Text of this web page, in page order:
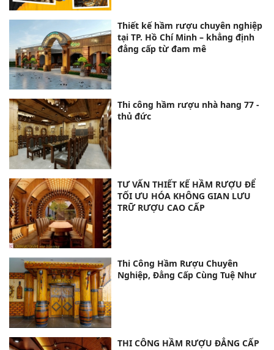
Thiết kế hầm rượu chuyên nghiệp
tại TP. Hồ Chí Minh – khẳng định
đẳng cấp từ đam mê
Thi công hầm rượu nhà hang 77 -
thủ đức
TƯ VẤN THIẾT KẾ HẦM RƯỢU ĐỂ
TỐI ƯU HÓA KHÔNG GIAN LƯU
TRỮ RƯỢU CAO CẤP
Thi Công Hầm Rượu Chuyên
Nghiệp, Đẳng Cấp Cùng Tuệ Như
THI CÔNG HẦM RƯỢU ĐẲNG CẤP